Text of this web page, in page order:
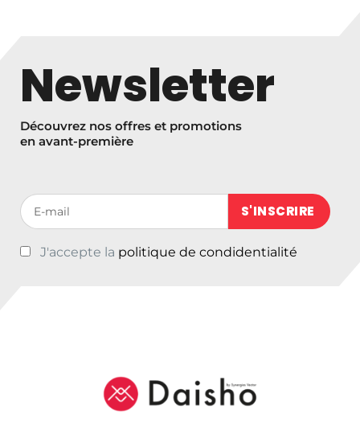
Newsletter
Découvrez nos offres et promotions
en avant-première
Votre adresse de messagerie (obligatoire)
J'accepte la politique de condidentialité